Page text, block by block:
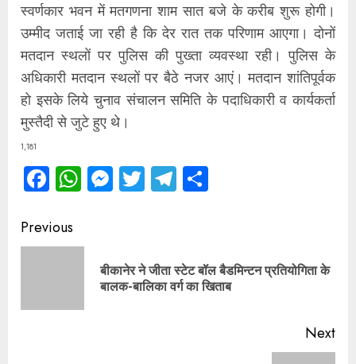
स्वर्णकार भवन में मतगणना शाम सात बजे के करीब शुरू होगी।
उम्मीद जताई जा रही है कि देर रात तक परिणाम आएगा। दोनों
मतदान स्थलों पर पुलिस की पुख्ता व्यवस्था रही। पुलिस के
अधिकारी मतदान स्थलों पर बैठे नजर आएं। मतदान शांतिपूर्वक
हो इसके लिये चुनाव संचालन समिति के पदाधिकारी व कार्यकर्ता
मुस्तैदी से जुटे हुए थे।
1,181
Facebook
WhatsApp
Messenger
TwitterTelegram
Continue
Reading
Previous
बीकानेर ने जीता स्टेट बॉल बैडमिन्टन प्रतियोगिता के
बालक-बालिका वर्ग का खिताब
Next